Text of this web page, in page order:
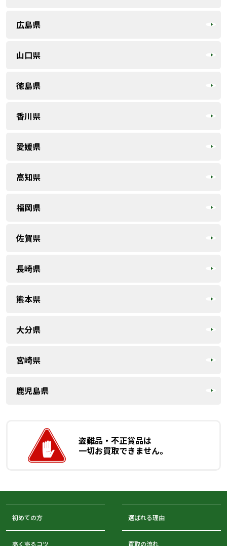
広島県
山口県
徳島県
香川県
愛媛県
高知県
福岡県
佐賀県
長崎県
熊本県
大分県
宮崎県
鹿児島県
盗難品・不正賞品は
一切お買取できません。
初めての方 選ばれる理由
高く売るコツ 買取の流れ